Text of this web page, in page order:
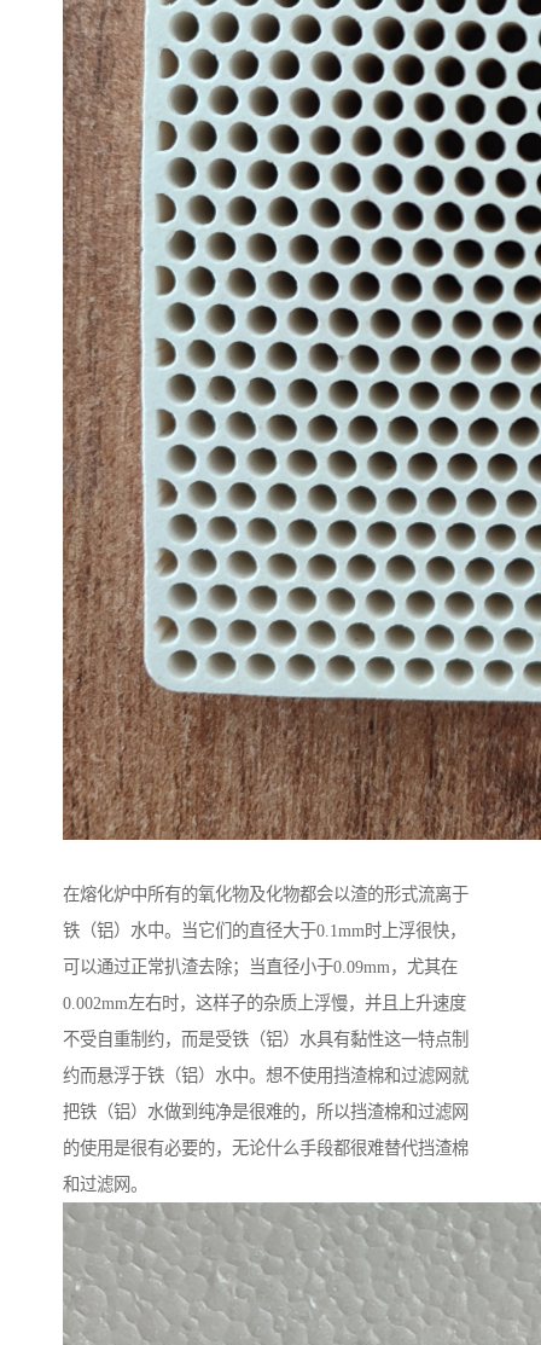
在熔化炉中所有的氧化物及化物都会以渣的形式流离于
铁（铝）水中。当它们的直径大于0.1mm时上浮很快，
可以通过正常扒渣去除；当直径小于0.09mm，尤其在
0.002mm左右时，这样子的杂质上浮慢，并且上升速度
不受自重制约，而是受铁（铝）水具有黏性这一特点制
约而悬浮于铁（铝）水中。想不使用挡渣棉和过滤网就
把铁（铝）水做到纯净是很难的，所以挡渣棉和过滤网
的使用是很有必要的，无论什么手段都很难替代挡渣棉
和过滤网。